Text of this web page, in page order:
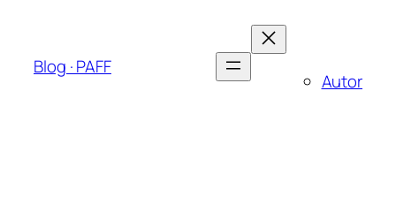
conținut
Blog · PAFF
Autor